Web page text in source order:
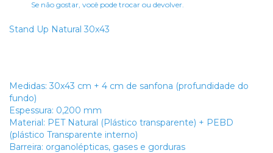
Se não gostar, você pode trocar ou devolver.
Stand Up Natural 30x43
Medidas: 30x43 cm + 4 cm de sanfona (profundidade do
fundo)
Espessura: 0,200 mm
Material: PET Natural (Plástico transparente) + PEBD
(plástico Transparente interno)
Barreira: organolépticas, gases e gorduras